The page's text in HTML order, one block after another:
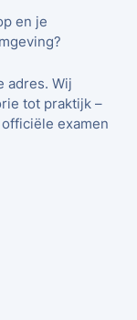
en je
adres. Wij
tot praktijk –
examen